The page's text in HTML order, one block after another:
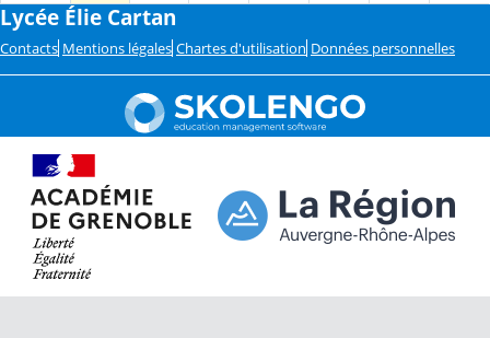
Lycée Élie Cartan
Contacts Mentions légales Chartes d'utilisation Données personnelles